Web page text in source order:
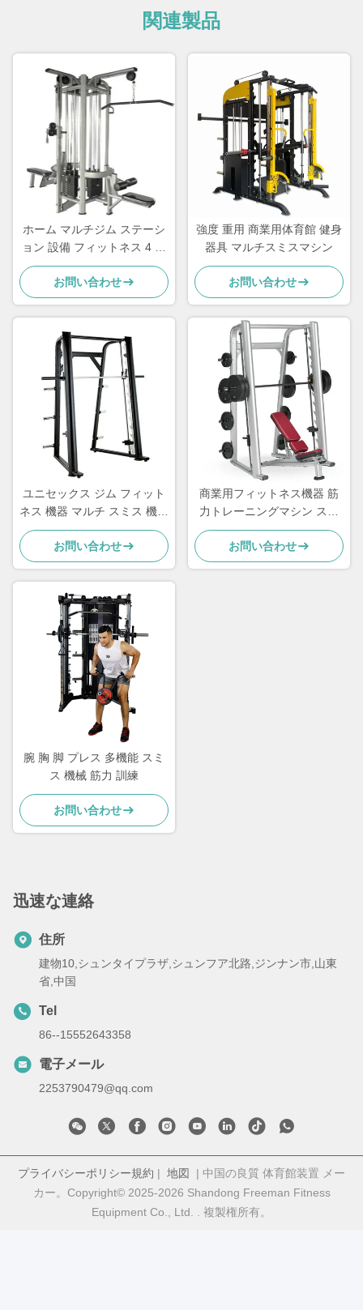
関連製品
ホーム マルチジム ステーシ
ョン 設備 フィットネス 4 ス
テーション マルチジム 設備
お問い合わせ
強度 重用 商業用体育館 健身
器具 マルチスミスマシン
お問い合わせ
ユニセックス ジム フィット
ネス 機器 マルチ スミス 機械
商用 家庭用
お問い合わせ
商業用フィットネス機器 筋
力トレーニングマシン スミ
スパワーラック
お問い合わせ
腕 胸 脚 プレス 多機能 スミ
ス 機械 筋力 訓練
お問い合わせ
迅速な連絡
住所
建物10,シュンタイプラザ,シュンフア北路,ジンナン市,山東
省,中国
Tel
86--15552643358
電子メール
2253790479@qq.com
プライバシーポリシー規約 | 地図
| 中国の良質 体育館装置 メー
カー。Copyright© 2025-2026 Shandong Freeman Fitness
Equipment Co., Ltd. . 複製権所有。